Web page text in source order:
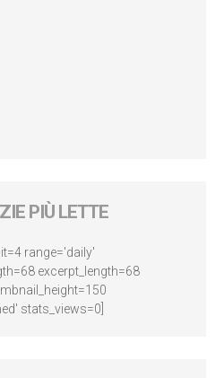
PIÙ LETTE
range='daily'
excerpt_length=68
stats_views=0]